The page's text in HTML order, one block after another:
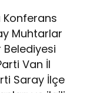
Konferans
Muhtarlar
Belediyesi
Van İl
Saray İlçe